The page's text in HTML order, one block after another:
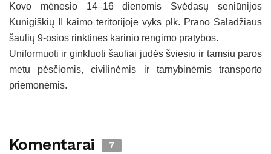
Kovo mėnesio 14–16 dienomis Svėdasų seniūnijos
Kunigiškių II kaimo teritorijoje vyks plk. Prano Saladžiaus
šaulių 9-osios rinktinės karinio rengimo pratybos.
Uniformuoti ir ginkluoti šauliai judės šviesiu ir tamsiu paros
metu pėsčiomis, civilinėmis ir tarnybinėmis transporto
priemonėmis.
Komentarai 7